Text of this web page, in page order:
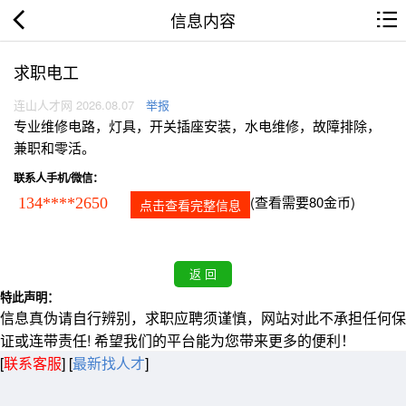
信息内容
求职电工
连山人才网 2026.08.07 举报
专业维修电路，灯具，开关插座安装，水电维修，故障排除，
兼职和零活。
联系人手机/微信：
134****2650 点击查看完整信息 (查看需要80金币)
特此声明：
信息真伪请自行辨别，求职应聘须谨慎，网站对此不承担任何保
证或连带责任! 希望我们的平台能为您带来更多的便利！
[联系客服] [最新找人才]